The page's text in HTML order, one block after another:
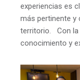
experiencias es
más pertinente y
territorio. Con la
conocimiento y